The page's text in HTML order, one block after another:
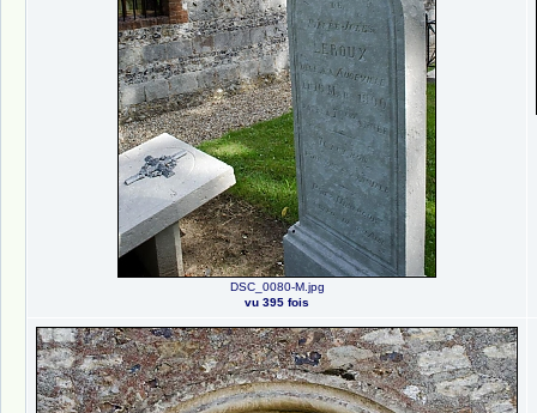
DSC_0080-M.jpg
vu 395 fois